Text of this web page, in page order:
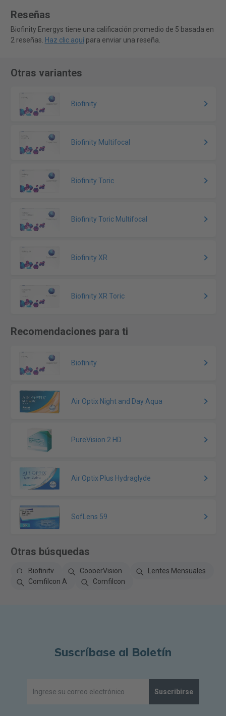
Reseñas
Biofinity Energys tiene una calificación promedio de 5 basada en
2 reseñas. Haz clic aquípara enviar una reseña.
Otras variantes
Biofinity
Biofinity Multifocal
Biofinity Toric
Biofinity Toric Multifocal
Biofinity XR
Biofinity XR Toric
Recomendaciones para ti
Biofinity
Air Optix Night and Day Aqua
PureVision 2 HD
Air Optix Plus Hydraglyde
SofLens 59
Otras búsquedas
Biofinity CooperVision
Lentes Mensuales
Comfilcon A
Comfilcon
Suscríbase al Boletín
Suscribirse